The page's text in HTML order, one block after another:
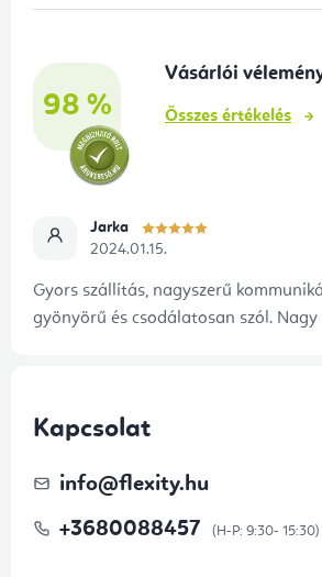
98 %
Vásárlói
Összes értékelés
Jarka
2024.01.15.
Gyors szállítás, nagyszerű
gyönyörű és csodálatosan szól. Nagy
Kapcsolat
info@flexity.hu
+3680088457